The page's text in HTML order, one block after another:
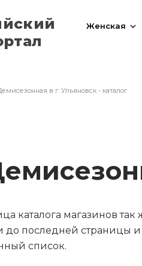
Женская
в г. Ульяновск - каталог
каталога магазинов
до последней страницы
список.